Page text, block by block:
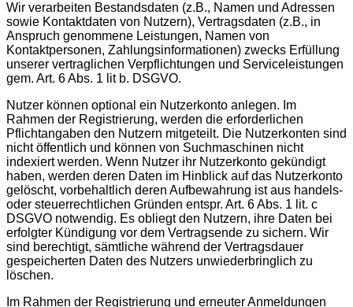
Wir verarbeiten Bestandsdaten (z.B., Namen und Adressen
sowie Kontaktdaten von Nutzern), Vertragsdaten (z.B., in
Anspruch genommene Leistungen, Namen von
Kontaktpersonen, Zahlungsinformationen) zwecks Erfüllung
unserer vertraglichen Verpflichtungen und Serviceleistungen
gem. Art. 6 Abs. 1 lit b. DSGVO.
Nutzer können optional ein Nutzerkonto anlegen. Im
Rahmen der Registrierung, werden die erforderlichen
Pflichtangaben den Nutzern mitgeteilt. Die Nutzerkonten sind
nicht öffentlich und können von Suchmaschinen nicht
indexiert werden. Wenn Nutzer ihr Nutzerkonto gekündigt
haben, werden deren Daten im Hinblick auf das Nutzerkonto
gelöscht, vorbehaltlich deren Aufbewahrung ist aus handels-
oder steuerrechtlichen Gründen entspr. Art. 6 Abs. 1 lit. c
DSGVO notwendig. Es obliegt den Nutzern, ihre Daten bei
erfolgter Kündigung vor dem Vertragsende zu sichern. Wir
sind berechtigt, sämtliche während der Vertragsdauer
gespeicherten Daten des Nutzers unwiederbringlich zu
löschen.
Im Rahmen der Registrierung und erneuter Anmeldungen